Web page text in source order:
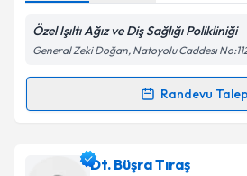
Metni'ni okudum ve kişisel
kapsamda işlenmesini kabul
Takvim Talebini
Özel Işıltı Ağız ve Diş Sağlığı Polikliniği
General Zeki Doğan, Natoyolu Caddesı
Randevu
Randevu Takvimi Talebi
Dt. Yunus Emre Şahin
Dt. Büşra Tıraş